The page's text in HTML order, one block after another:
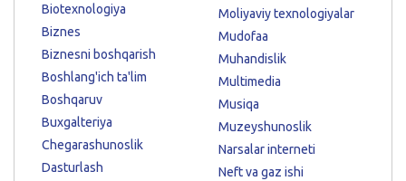
Biotexnologiya
Biznes
Biznesni boshqarish
Boshlang'ich ta'lim
Boshqaruv
Buxgalteriya
Chegarashunoslik
Dasturlash
Moliyaviy texnologiyalar
Mudofaa
Muhandislik
Multimedia
Musiqa
Muzeyshunoslik
Narsalar interneti
Neft va gaz ishi